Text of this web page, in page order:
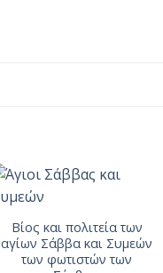
Βίος και πολιτεία των
αγίων Σάββα και Συμεών
των φωτιστών των